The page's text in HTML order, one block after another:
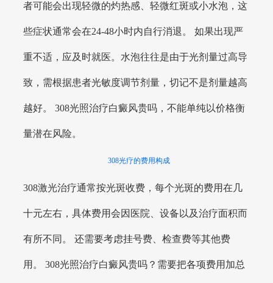
者可能会出现轻微的灼热感、轻微红斑或小水泡，这
些症状通常会在24-48小时内自行消退。 如果出现严
重不适，应及时就医。水泡往往是由于光剂量过高导
致，需根据患者光敏度调节剂量，切记不是剂量越高
越好。 308光照治疗白癜风贵吗，不能单纯以价格衡
量潜在风险。
308光疗的费用构成
308激光治疗通常按光斑收费，每个光斑的费用在几
十元左右，具体费用会因医院、设备以及治疗面积而
有所不同。 还需要考虑挂号费、检查费等其他费
用。 308光照治疗白癜风贵吗？需要把各项费用加总